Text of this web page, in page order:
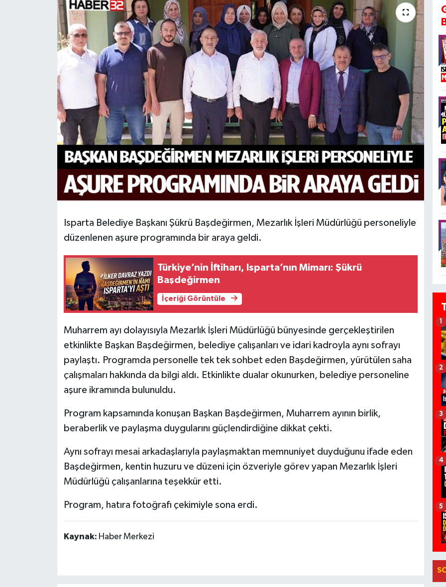
Isparta Belediye Başkanı Şükrü Başdeğirmen, Mezarlık İşleri Müdürlüğü personeliyle
düzenlenen aşure programında bir araya geldi.
Türkiye’nin İftiharı, Isparta’nın Mimarı: Şükrü
Başdeğirmen
İçeriği Görüntüle
Muharrem ayı dolayısıyla Mezarlık İşleri Müdürlüğü bünyesinde gerçekleştirilen
etkinlikte Başkan Başdeğirmen, belediye çalışanları ve idari kadroyla aynı sofrayı
paylaştı. Programda personelle tek tek sohbet eden Başdeğirmen, yürütülen saha
çalışmaları hakkında da bilgi aldı. Etkinlikte dualar okunurken, belediye personeline
aşure ikramında bulunuldu.
Program kapsamında konuşan Başkan Başdeğirmen, Muharrem ayının birlik,
beraberlik ve paylaşma duygularını güçlendirdiğine dikkat çekti.
Aynı sofrayı mesai arkadaşlarıyla paylaşmaktan memnuniyet duyduğunu ifade eden
Başdeğirmen, kentin huzuru ve düzeni için özveriyle görev yapan Mezarlık İşleri
Müdürlüğü çalışanlarına teşekkür etti.
Program, hatıra fotoğrafı çekimiyle sona erdi.
Kaynak: Haber Merkezi
1
2
3
4
5
HABERDE İNSAN
KÜLTÜR SANAT
MAGAZİN
POLİTİKA
RESMİ İLANLAR